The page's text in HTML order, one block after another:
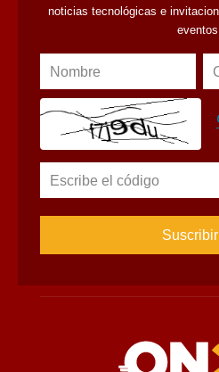
noticias tecnológicas e
eventos.
Nombre
Escribe el código